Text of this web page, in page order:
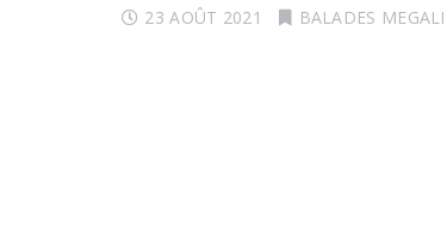
23 AOÛT 2021 BALADES